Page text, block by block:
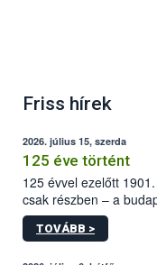
Friss hírek
2026. július 15, szerda
125 éve történt
125 évvel ezelőtt
csak részben – a
állomás a Kis Rókus
tervezett új épületébe.
TOVÁBB >